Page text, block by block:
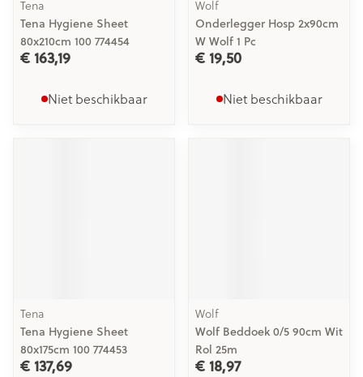
Tena
Tena Hygiene Sheet
80x210cm 100 774454
€ 163,19
Niet beschikbaar
Wolf
Onderlegger Hosp 2x90cm
W Wolf 1 Pc
€ 19,50
Niet beschikbaar
Tena
Tena Hygiene Sheet
80x175cm 100 774453
€ 137,69
Wolf
Wolf Beddoek 0/5 90cm Wit
Rol 25m
€ 18,97